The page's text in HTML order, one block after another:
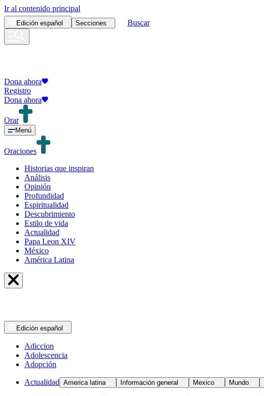
Ir al contenido principal
Edición español Secciones Buscar
Dona ahora
Registro
Dona ahora
Orar
Menú
Oraciones
Historias que inspiran
Análisis
Opinión
Profundidad
Espiritualidad
Descubrimiento
Estilo de vida
Actualidad
Papa Leon XIV
México
América Latina
Edición español
Adiccion
Adolescencia
Adopción
Actualidad America latina Información general Mexico Mundo